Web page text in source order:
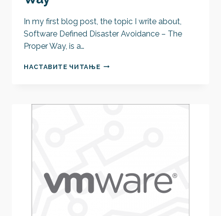
In my first blog post, the topic I write about,
Software Defined Disaster Avoidance – The
Proper Way, is a…
НАСТАВИТЕ ЧИТАЊЕSOFTWARE-
–